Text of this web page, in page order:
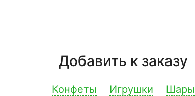
Добавить к заказу
Конфеты Игрушки Шары